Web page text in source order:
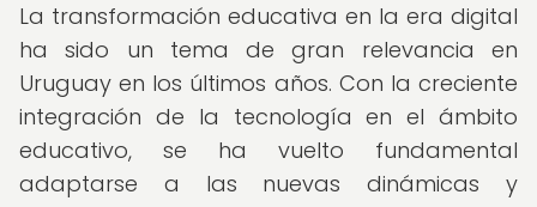
La transformación educativa en la era digital
ha sido un tema de gran relevancia en
Uruguay en los últimos años. Con la creciente
integración de la tecnología en el ámbito
educativo, se ha vuelto fundamental
adaptarse a las nuevas dinámicas y